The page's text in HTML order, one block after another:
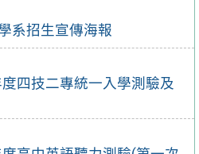
系招生宣傳海報
度四技二專統一入學測驗及